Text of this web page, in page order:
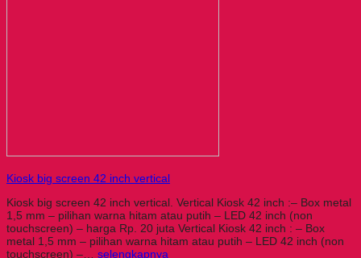
Kiosk big screen 42 inch vertical
Kiosk big screen 42 inch vertical. Vertical Kiosk 42 inch :– Box metal
1,5 mm – pilihan warna hitam atau putih – LED 42 inch (non
touchscreen) – harga Rp. 20 juta Vertical Kiosk 42 inch : – Box
metal 1,5 mm – pilihan warna hitam atau putih – LED 42 inch (non
touchscreen) –… selengkapnya